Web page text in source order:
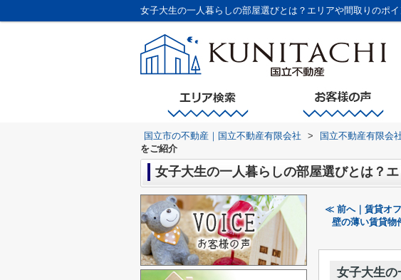
女子大生の一人暮らしの部屋選びとは？エリアや間取りのポ
国立市の不動産｜国立不動産有限会社 > 国立不動産有限会
をご紹介
女子大生の一人暮らしの部屋選びとは？
≪ 前へ｜賃貸オ
壁の薄い賃貸物
女子大生の